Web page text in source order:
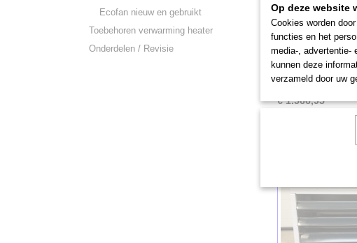
Ecofan nieuw en gebruikt
Toebehoren verwarming heater
Onderdelen / Revisie
11 Kw MARK
(2207)
Prijs ex. btw.: €
buisstraler.…
€ 1.566,95
Op deze website
Cookies worden
functies en het
media-, advertentie-
kunnen deze
verzameld door uw